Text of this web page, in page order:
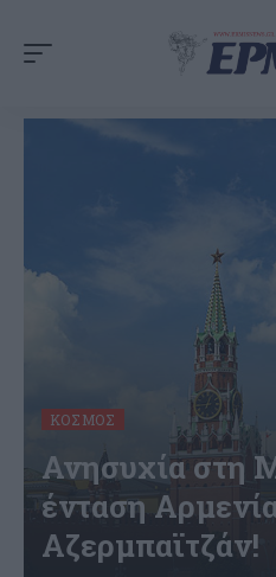
ΚΌΣΜΟΣ
Ανησυχία στη
ένταση
Αζερμπαϊτζάν!